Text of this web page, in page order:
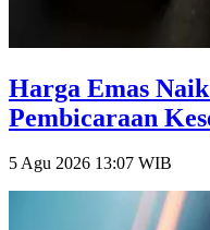
Harga Emas
Pembicaraan
5 Agu 2026 13:07 WIB